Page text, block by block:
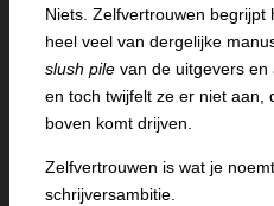
Niets. Zelfvertrouwen begrijpt
heel veel van dergelijke
slush pile van de uitgevers en
en toch twijfelt ze er niet aan,
boven komt drijven.
Zelfvertrouwen is wat je
schrijversambitie.